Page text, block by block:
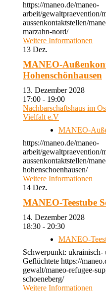
https://maneo.de/maneo-
arbeit/gewaltpraevention/
aussenkontaktstellen/
marzahn-nord/
Weitere Informationen
13 Dez.
MANEO-
Hohenschönhausen
13. Dezember 2028
17:00 - 19:00
Nachbarschaftshaus im
Vielfalt e.V
MANEO-
https://maneo.de/maneo-
arbeit/gewaltpraevention/
aussenkontaktstellen/
hohenschoenhausen/
Weitere Informationen
14 Dez.
MANEO-Teestube
14. Dezember 2028
18:30 - 20:30
MANEO-
Schwerpunkt: ukrainisch-
Geflüchtete https://
gewalt/maneo-refugee-
schoeneberg/
Weitere Informationen